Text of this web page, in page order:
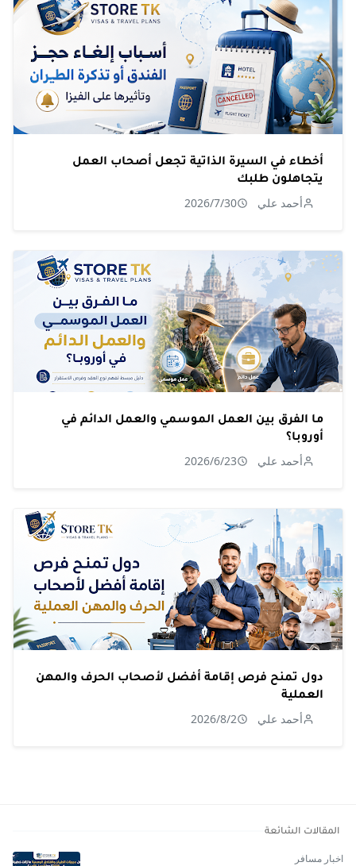
أخطاء في السيرة الذاتية تجعل أصحاب العمل
يتجاهلون طلبك
أحمد علي 2026/7/30
ما الفرق بين العمل الموسمي والعمل الدائم في
أوروبا؟
أحمد علي 2026/6/23
دول تمنح فرص إقامة أفضل لأصحاب الحرف والمهن
العملية
أحمد علي 2026/8/2
المقالات الشائعة
اخبار مسافر